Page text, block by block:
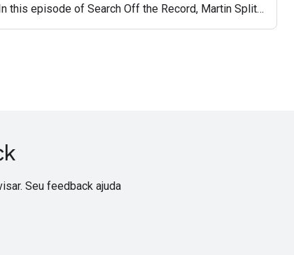
In this episode of Search Off the Record, Martin Splitt
John Mueller from the Google Search
Seu feedback ajuda